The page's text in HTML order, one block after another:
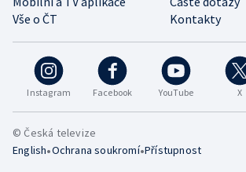
Instagram Facebook YouTube X
Vše o ČT
Kontakty
© Česká televize
English•Ochrana soukromí•Přístupnost